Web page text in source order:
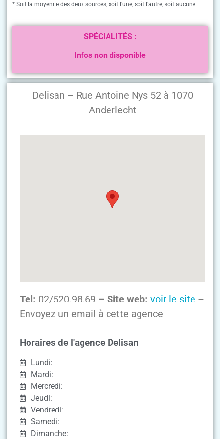
Delisan – Rue Antoine Nys 52 à 1070
Anderlecht
Tel: 02/520.98.69 – Site web: voir le site –
Envoyez un email à cette agence
Horaires de l'agence Delisan
Lundi:
Mardi:
Mercredi:
Jeudi:
Vendredi:
Samedi:
Dimanche:
* Soit la moyenne des deux sources, soit l’une, soit l’autre, soit aucune
SPÉCIALITÉS :
Infos non disponible